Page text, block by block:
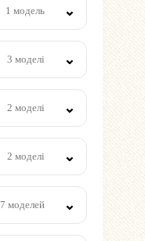
1 модель
3 моделі
2 моделі
2 моделі
7 моделей